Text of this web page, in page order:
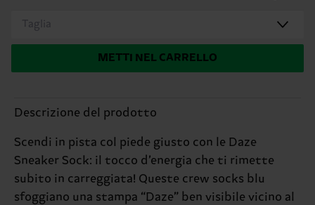
Taglia
METTI NEL CARRELLO
Descrizione del prodotto
Scendi in pista col piede giusto con le Daze
Sneaker Sock: il tocco d’energia che ti rimette
subito in carreggiata! Queste crew socks blu
sfoggiano una stampa “Daze” ben visibile vicino al